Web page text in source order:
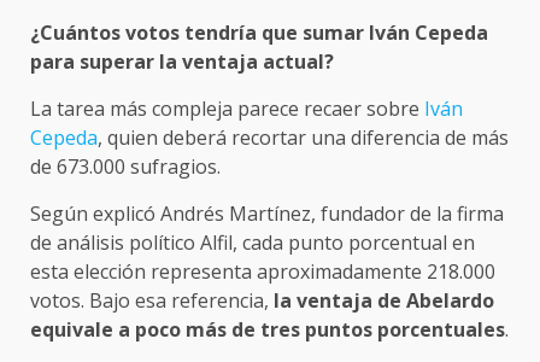
¿Cuántos votos tendría que sumar Iván Cepeda
para superar la ventaja actual?
La tarea más compleja parece recaer sobre Iván
Cepeda, quien deberá recortar una diferencia de más
de 673.000 sufragios.
Según explicó Andrés Martínez, fundador de la firma
de análisis político Alfil, cada punto porcentual en
esta elección representa aproximadamente 218.000
votos. Bajo esa referencia, la ventaja de Abelardo
equivale a poco más de tres puntos porcentuales.